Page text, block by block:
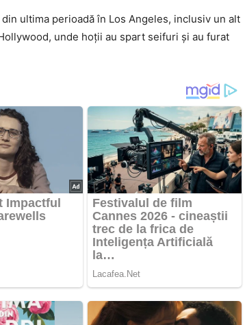
ultima perioadă în Los Angeles, inclusiv un alt
unde hoții au spart seifuri și au furat